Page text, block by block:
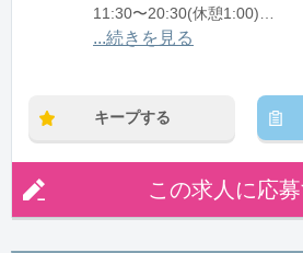
11:30〜20:30(休憩1:00)
12:30〜21:30(休憩1:00)
...続きを見る
キープする
この求人に応